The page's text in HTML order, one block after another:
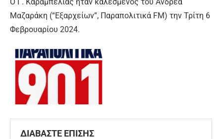
Μαζαράκη (“Εξαρχείων”, Παραπολιτικά FM) την Τρίτη 6
Φεβρουαρίου 2024.
ΔΙΑΒΑΣΤΕ ΕΠΙΣΗΣ